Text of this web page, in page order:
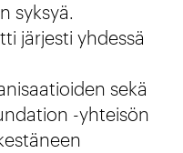
syksyä.
järjesti yhdessä
sekä
-yhteisön